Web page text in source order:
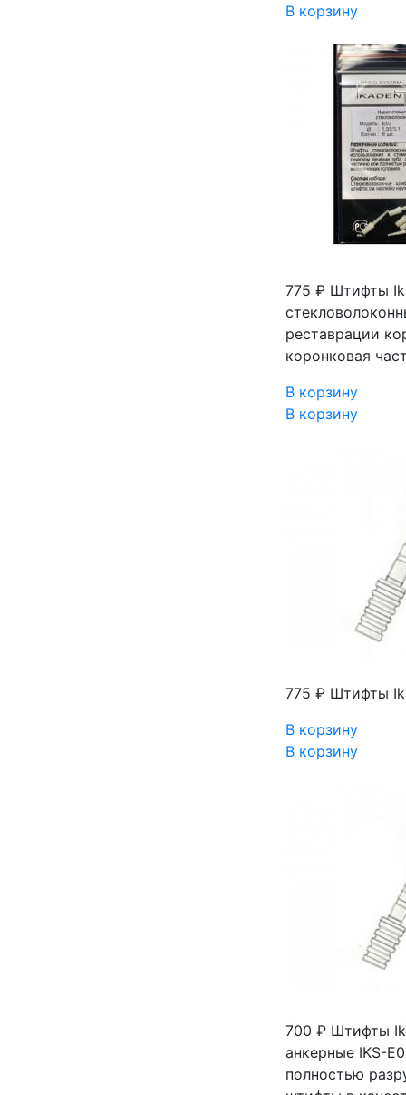
В корзину
775 ₽ Штифты
реставрации
коронковая
В корзину
В корзину
775 ₽ Штифты
В корзину
В корзину
700 ₽ Штифты
анкерные IKS-
полностью